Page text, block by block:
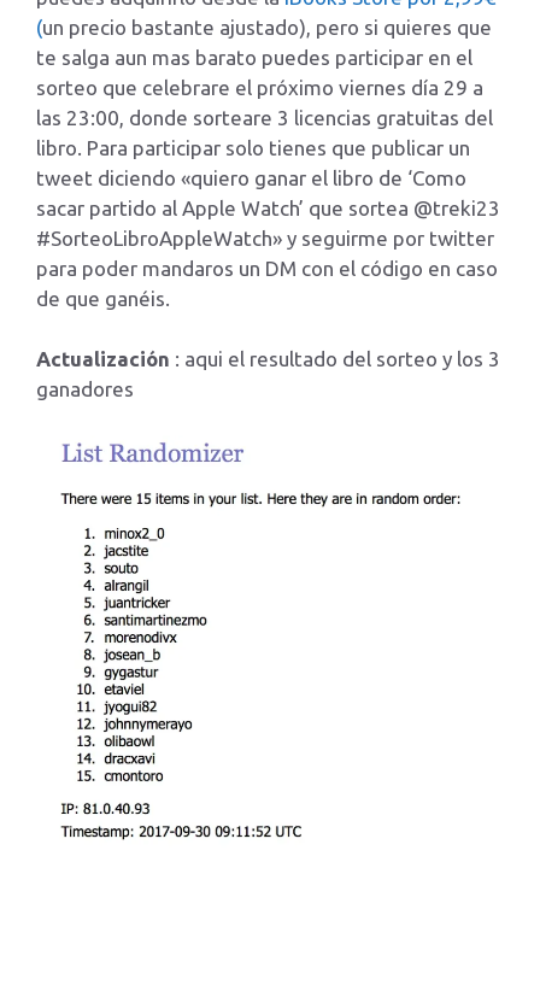
(un precio bastante ajustado), pero si quieres que
te salga aun mas barato puedes participar en el
sorteo que celebrare el próximo viernes día 29 a
las 23:00, donde sorteare 3 licencias gratuitas del
libro. Para participar solo tienes que publicar un
tweet diciendo «quiero ganar el libro de ‘Como
sacar partido al Apple Watch’ que sortea @treki23
#SorteoLibroAppleWatch» y seguirme por twitter
para poder mandaros un DM con el código en caso
de que ganéis.
Actualización : aqui el resultado del sorteo y los 3
ganadores